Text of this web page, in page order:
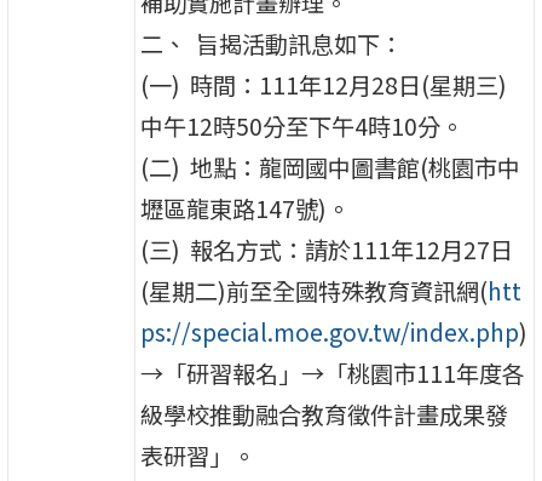
二、 旨揭活動訊息如下：
(一) 時間：111年12月28日(星期三)
中午12時50分至下午4時10分。
(二) 地點：龍岡國中圖書館(桃園市中
壢區龍東路147號)。
(三) 報名方式：請於111年12月27日
(星期二)前至全國特殊教育資訊網(htt
ps://special.moe.gov.tw/index.php)
→「研習報名」→「桃園市111年度各
級學校推動融合教育徵件計畫成果發
表研習」。